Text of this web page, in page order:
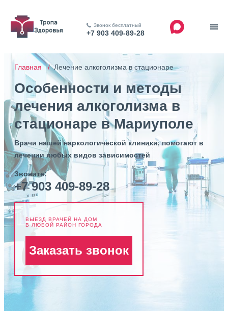
Звонок бесплатный
+7 903 409-89-28
Главная /Лечение алкоголизма в стационаре
Особенности и методы
лечения алкоголизма в
стационаре в Мариуполе
Врачи нашей наркологической клиники, помогают в
лечении любых видов зависимостей
Звоните:
+7 903 409-89-28
ВЫЕЗД ВРАЧЕЙ НА ДОМ
В ЛЮБОЙ РАЙОН ГОРОДА
Заказать звонок